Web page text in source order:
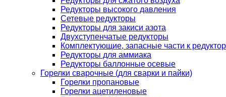
Редукторы высокого давления
Сетевые редукторы
Редукторы для закиси азота
Двухступенчатые редукторы
Комплектующие, запасные части к
Редукторы для аммиака
Редукторы баллонные осевые
Горелки сварочные (для сварки и пайки)
Горелки пропановые
Горелки ацетиленовые